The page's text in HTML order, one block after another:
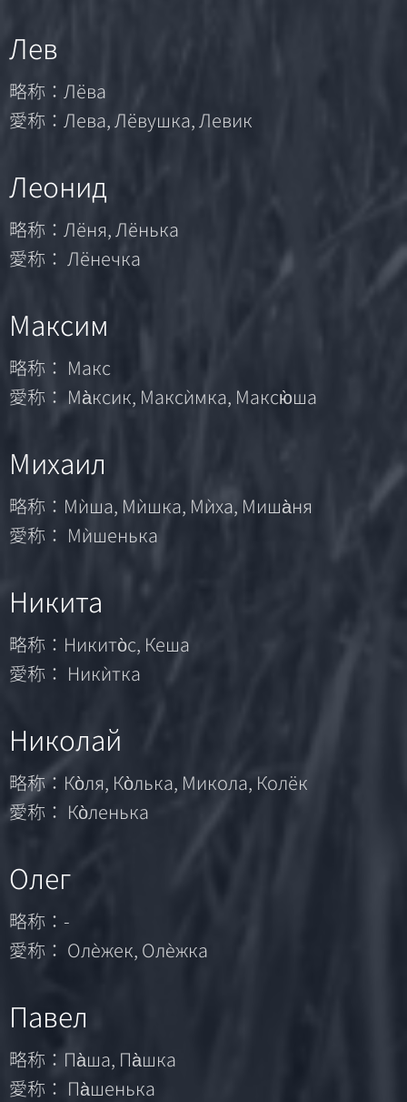
Лев
略称：Лёва
愛称：Лева, Лёвушка, Левик
Леонид
略称：Лёня, Лёнька
愛称： Лёнечка
Максим
略称： Макс
愛称： Ма̀ксик, Максѝмка, Максю̀ша
Михаил
略称：Мѝша, Мѝшка, Мѝха, Миша̀ня
愛称： Мѝшенька
Никита
略称：Никито̀с, Кеша
愛称： Никѝтка
Николай
略称：Ко̀ля, Ко̀лька, Микола, Колёк
愛称： Ко̀ленька
Олег
略称：-
愛称： Олѐжек, Олѐжка
Павел
略称：Па̀ша, Па̀шка
愛称： Па̀шенька